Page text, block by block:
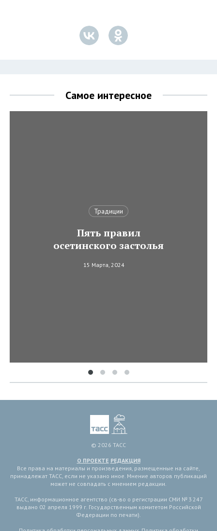
Самое интересное
Традиции
Пять правил
осетинского застолья
15 Марта, 2024
© 2026 ТАСС
О ПРОЕКТЕ РЕДАКЦИЯ
Все права на материалы и произведения, размещенные на сайте,
принадлежат ТАСС, если не указано иное. Мнение авторов публикаций
может не совпадать с мнением редакции.
ТАСС, информационное агентство (св-во о регистрации СМИ № 3 247
выдано 02 апреля 1999 г. Государственным комитетом Российской
Федерации по печати).